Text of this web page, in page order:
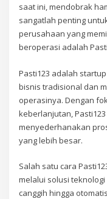
saat ini, mendobrak
sangatlah penting
perusahaan yang
beroperasi adalah
Pasti123 adalah
bisnis tradisional dan
operasinya. Dengan
keberlanjutan,
menyederhanakan
yang lebih besar.
Salah satu cara
melalui solusi
canggih hingga